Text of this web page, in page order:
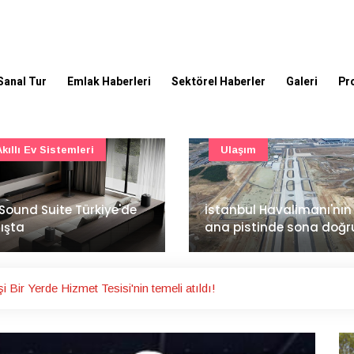
Tur Emlak Haberleri Sektörel Haberler Galeri
Havalimanı'nın 4.
pistinde sona doğru
İzocam'da Metriks
ile akıllı üretim dönemi
başladı
Şirket Haberleri
Bir Yerde Hizmet Tesisi'nin temeli atıldı!